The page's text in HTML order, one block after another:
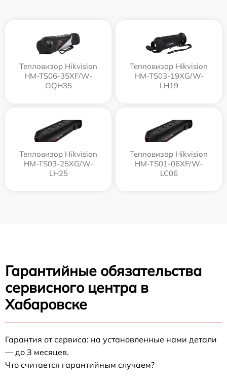
Тепловизор Hikvision
HM-TS06-35XF/W-
OQH35
Тепловизор Hikvision
HM-TS03-19XG/W-
LH19
Тепловизор Hikvision
HM-TS03-25XG/W-
LH25
Тепловизор Hikvision
HM-TS01-06XF/W-
LC06
Гарантийные обязательства
сервисного центра в
Хабаровске
Гарантия от сервиса: на установленные нами детали
— до 3 месяцев.
Что считается гарантийным случаем?